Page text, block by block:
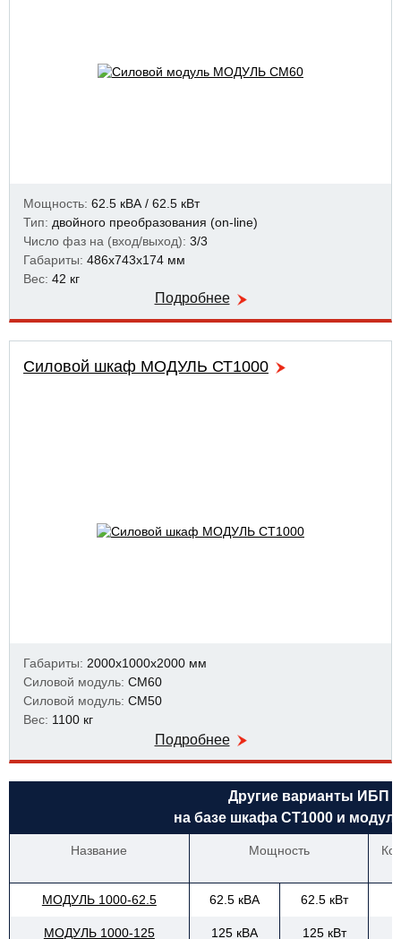
Мощность: 62.5 кВА / 62.5 кВт
Тип: двойного преобразования (on-line)
Число фаз на (вход/выход): 3/3
Габариты: 486x743x174 мм
Вес: 42 кг
Подробнее
Силовой шкаф МОДУЛЬ СТ1000
Габариты: 2000х1000х2000 мм
Силовой модуль: СМ60
Силовой модуль: СМ50
Вес: 1100 кг
Подробнее
Другие варианты ИБП
на базе шкафа СТ1000 и
Название Мощность
МОДУЛЬ 1000-62.5 62.5 кВА 62.5 кВт
МОДУЛЬ 1000-125 125 кВА 125 кВт